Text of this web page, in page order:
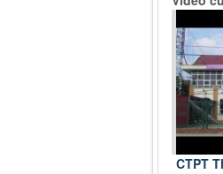
CTPT